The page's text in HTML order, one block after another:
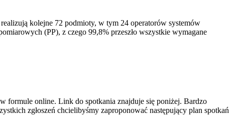
kolejne 72 podmioty, w tym 24 operatorów systemów
(PP), z czego 99,8% przeszło wszystkie wymagane
formule online. Link do spotkania znajduje się poniżej. Bardzo
zgłoszeń chcielibyśmy zaproponować następujący plan spotkań